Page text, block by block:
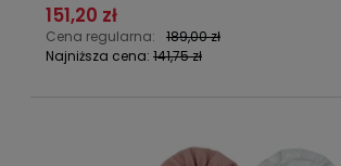
151,20 zł
Cena regularna:
189,00 zł
Najniższa cena: 141,75 zł